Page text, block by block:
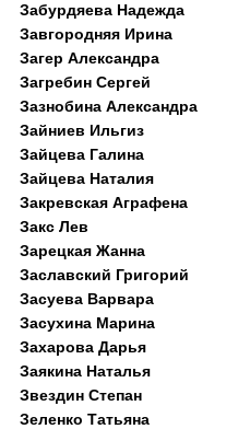
Забурдяева Надежда
Завгородняя Ирина
Загер Александра
Загребин Сергей
Зазнобина Александра
Зайниев Ильгиз
Зайцева Галина
Зайцева Наталия
Закревская Аграфена
Закс Лев
Зарецкая Жанна
Заславский Григорий
Засуева Варвара
Засухина Марина
Захарова Дарья
Заякина Наталья
Звездин Степан
Зеленко Татьяна